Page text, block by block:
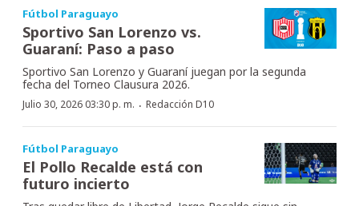
Fútbol Paraguayo
Sportivo San Lorenzo vs.
Guaraní: Paso a paso
Sportivo San Lorenzo y Guaraní juegan por la segunda
fecha del Torneo Clausura 2026.
Julio 30, 2026 03:30 p. m. · Redacción D10
Fútbol Paraguayo
El Pollo Recalde está con
futuro incierto